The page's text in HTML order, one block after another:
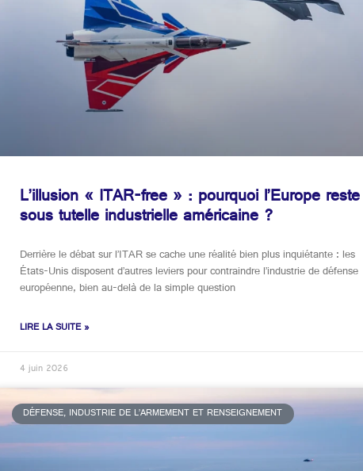
L’illusion « ITAR-free » : pourquoi l’Europe reste
sous tutelle industrielle américaine ?
Derrière le débat sur l’ITAR se cache une réalité bien plus inquiétante : les
États-Unis disposent d’autres leviers pour contraindre l’industrie de défense
européenne, bien au-delà de la simple question
LIRE LA SUITE »
4 juin 2026
DÉFENSE, INDUSTRIE DE L’ARMEMENT ET RENSEIGNEMENT